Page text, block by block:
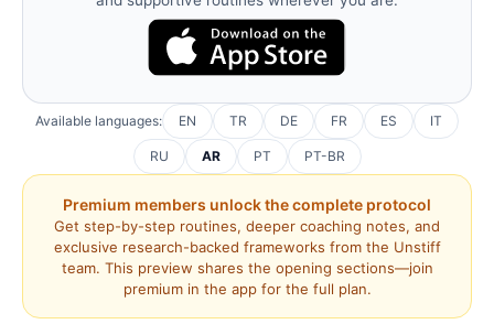
Available languages: EN TR DE FR ES IT
RU AR PT PT-BR
Premium members unlock the complete protocol
Get step-by-step routines, deeper coaching notes, and
exclusive research-backed frameworks from the Unstiff
team. This preview shares the opening sections—join
premium in the app for the full plan.